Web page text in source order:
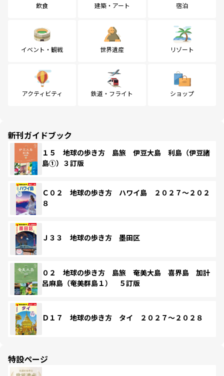
飲食 建築・アート 宿泊
イベント・観戦 世界遺産 リゾート
アクティビティ 鉄道・フライト ショップ
新刊ガイドブック
１５ 地球の歩き方 島旅 伊豆大島 利島（伊豆諸
島①）３訂版
Ｃ０２ 地球の歩き方 ハワイ島 ２０２７～２０２
８
Ｊ３３ 地球の歩き方 墨田区
０２ 地球の歩き方 島旅 奄美大島 喜界島 加計
呂麻島（奄美群島１） ５訂版
Ｄ１７ 地球の歩き方 タイ ２０２７～２０２８
特設ページ